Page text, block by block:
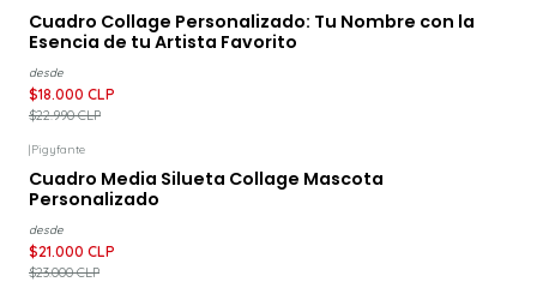
-22% DESCUENTO
Cuadro Collage Personalizado: Tu Nombre con la
Esencia de tu Artista Favorito
desde
$18.000 CLP
$22.990 CLP
-9% DESCUENTO
|Pigyfante
Cuadro Media Silueta Collage Mascota
Personalizado
desde
$21.000 CLP
$23.000 CLP